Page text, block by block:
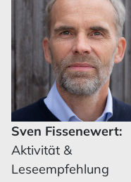
Sven Fissenewert:
Aktivität &
Leseempfehlung